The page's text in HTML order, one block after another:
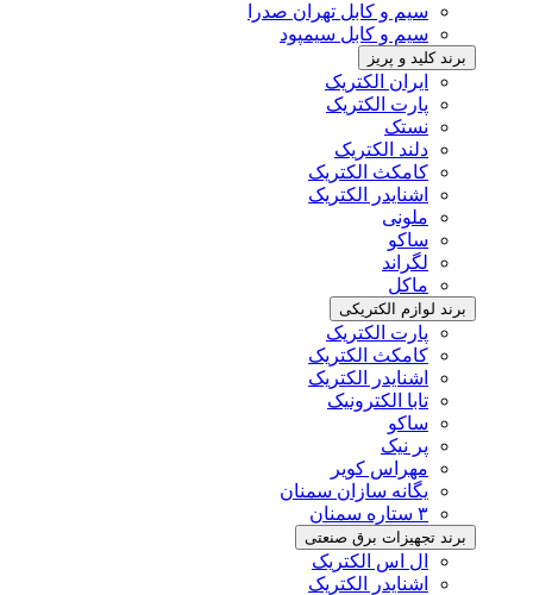
سیم و کابل تهران صدرا
سیم و کابل سیمپود
برند کلید و پریز
ایران الکتریک
پارت الکتریک
نستک
دلند الکتریک
کامکث الکتریک
اشنایدر الکتریک
ملونی
ساکو
لگراند
ماکل
برند لوازم الکتریکی
پارت الکتریک
کامکث الکتریک
اشنایدر الکتریک
تابا الکترونیک
ساکو
پر نیک
مهراس کویر
یگانه سازان سمنان
۳ ستاره سمنان
برند تجهیزات برق صنعتی
ال اس الکتریک
اشنایدر الکتریک